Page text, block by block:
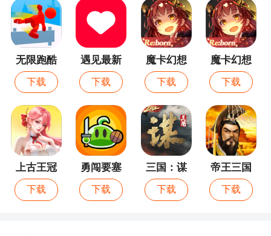
无限跑酷
下载
遇见最新
版
下载
魔卡幻想
下载
魔卡幻想
九游版
下载
上古王冠
下载
勇闯要塞
下载
三国：谋
定天下
下载
帝王三国
下载